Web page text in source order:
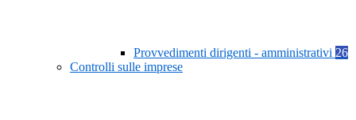
Provvedimenti dirigenti - amministrativi 26
Controlli sulle imprese